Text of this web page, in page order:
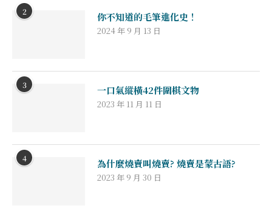
2 你不知道的毛筆進化史！
2024 年 9 月 13 日
3 一口氣縱橫42件圍棋文物
2023 年 11 月 11 日
4 為什麼燒賣叫燒賣? 燒賣是蒙古語?
2023 年 9 月 30 日